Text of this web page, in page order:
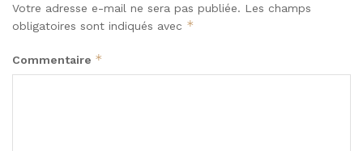
Votre adresse e-mail ne sera pas publiée. Les champs
obligatoires sont indiqués avec *
Commentaire *